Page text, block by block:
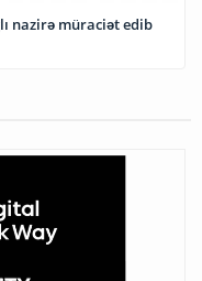
nazirə müraciət edib